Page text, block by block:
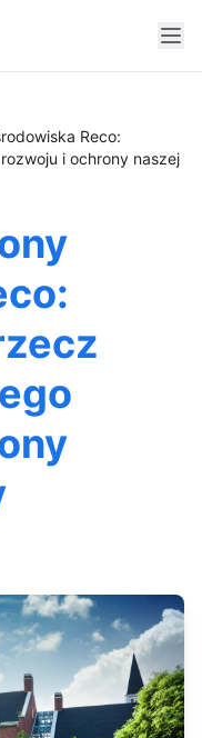
Reco:
i ochrony naszej